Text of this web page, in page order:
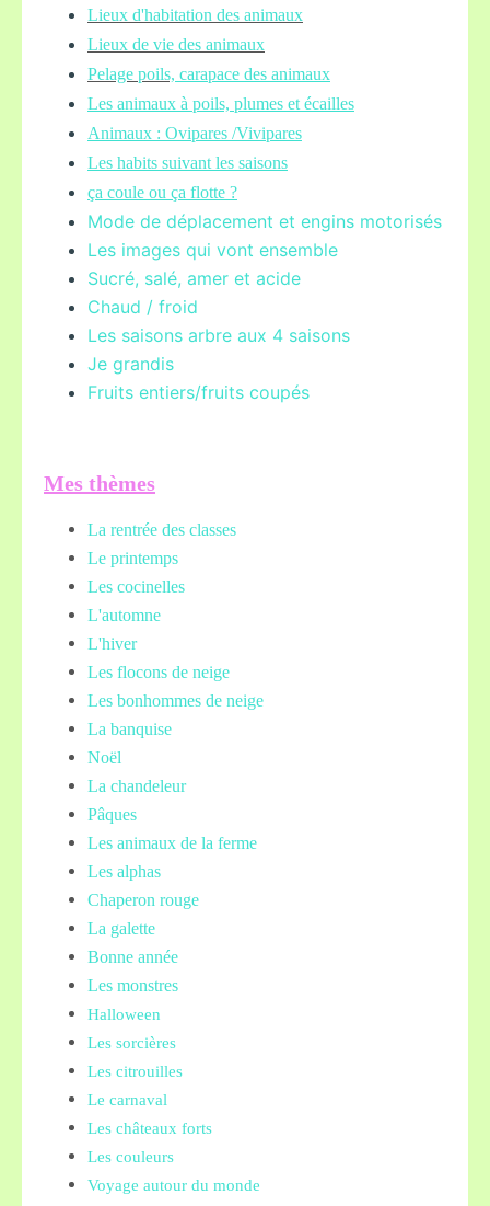
Lieux d'habitation des animaux
Lieux de vie des animaux
Pelage poils, carapace des animaux
Les animaux à poils, plumes et écailles
Animaux : Ovipares /Vivipares
Les habits suivant les saisons
ça coule ou ça flotte ?
Mode de déplacement et engins motorisés
Les images qui vont ensemble
Sucré, salé, amer et acide
Chaud / froid
Les saisons arbre aux 4 saisons
Je grandis
Fruits entiers/fruits coupés
Mes thèmes
La rentrée des classes
Le printemps
Les cocinelles
L'automne
L'hiver
Les flocons de neige
Les bonhommes de neige
La banquise
Noël
La chandeleur
Pâques
Les animaux de la ferme
Les alphas
Chaperon rouge
La galette
Bonne année
Les monstres
Halloween
Les sorcières
Les citrouilles
Le carnaval
Les châteaux forts
Les couleurs
Voyage autour du monde